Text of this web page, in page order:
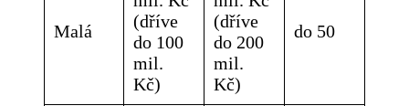
Malá
(dříve
do 100
mil.
Kč)
(dříve
do 200
mil.
Kč)
do 50